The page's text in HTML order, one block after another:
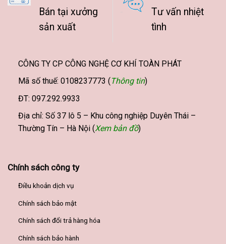
thể
phẩm
Bán tại xưởng
sản xuất
Tư vấn nhiệt
tình
CÔNG TY CP CÔNG NGHỆ CƠ KHÍ TOÀN PHÁT
Mã số thuế: 0108237773 ( Thông tin)
ĐT: 097.292.9933
Địa chỉ: Số 37 lô 5 – Khu công nghiệp Duyên Thái –
Thường Tín – Hà Nội (Xem bản đồ)
Chính sách công ty
Điều khoản dịch vụ
Chính sách bảo mật
Chính sách đổi trả hàng hóa
Chính sách bảo hành